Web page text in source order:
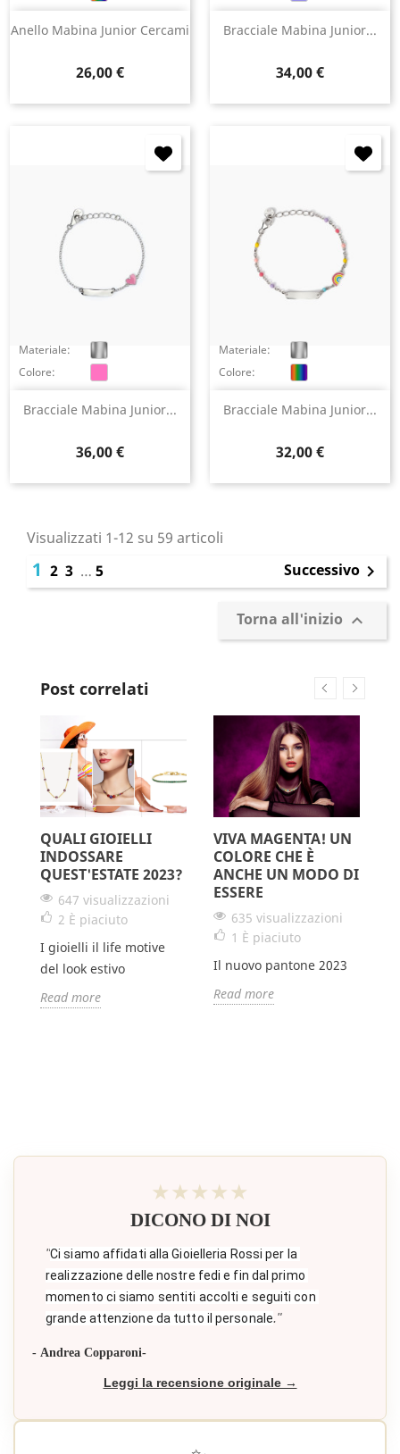
Anello Mabina Junior Cercami
Prezzo
26,00 €
Bracciale Mabina Junior...
Prezzo
34,00 €
Bracciale Mabina Junior...
Prezzo
36,00 €
Materiale:
Colore:
Bracciale Mabina Junior...
Prezzo
32,00 €
Materiale:
Colore:
Visualizzati 1-12 su 59 articoli
1 2 3 … 5 Successivo 
Torna all'inizio 
Post correlati
QUALI GIOIELLI
INDOSSARE
QUEST'ESTATE 2023?
647 visualizzazioni
2 È piaciuto
I gioielli il life motive
del look estivo
Read more
VIVA MAGENTA! UN
COLORE CHE È
ANCHE UN MODO DI
ESSERE
635 visualizzazioni
1 È piaciuto
Il nuovo pantone 2023
Read more
★★★★★
DICONO DI NOI
"Ci siamo affidati alla Gioielleria Rossi per la
realizzazione delle nostre fedi e fin dal primo
momento ci siamo sentiti accolti e seguiti con
grande attenzione da tutto il personale."
- Andrea Copparoni-
Leggi la recensione originale →
×
You need to be logged in to save products in your
wish list.